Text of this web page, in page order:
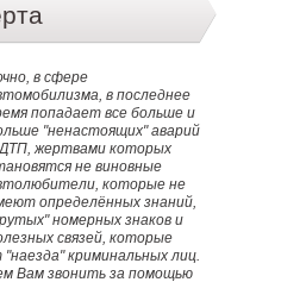
в сфере
в последнее
попадает все больше и
"ненастоящих" аварий
жертвами которых
не виновные
которые не
определённых знаний,
номерных знаков и
связей, которые
криминальных лиц.
Вам звонить за помощью